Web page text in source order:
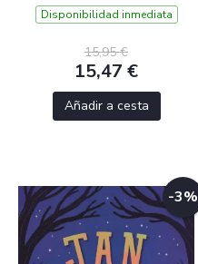
Disponibilidad inmediata
15,95 €
15,47 €
Añadir a cesta
-3%